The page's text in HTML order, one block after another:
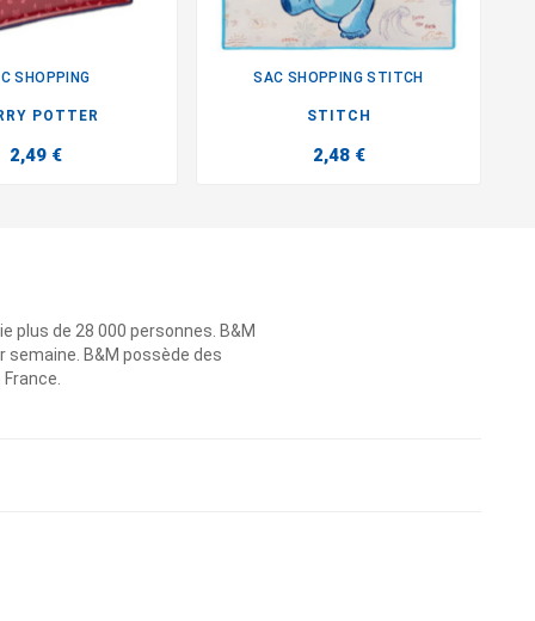
SHOPPING
POTTER
2,49 €
SAC SHOPPING STITCH
STITCH
2,48 €
plus de 28 000 personnes. B&M
B&M possède des